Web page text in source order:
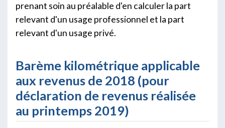
prenant soin au préalable d'en calculer la part
relevant d'un usage professionnel et la part
relevant d'un usage privé.
Barème kilométrique applicable
aux revenus de 2018 (pour
déclaration de revenus réalisée
au printemps 2019)